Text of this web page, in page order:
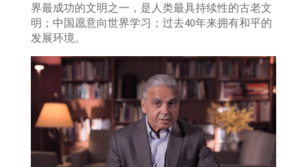
界最成功的文明之一，是人类最具持续性的古老文
明；中国愿意向世界学习；过去40年来拥有和平的
发展环境。